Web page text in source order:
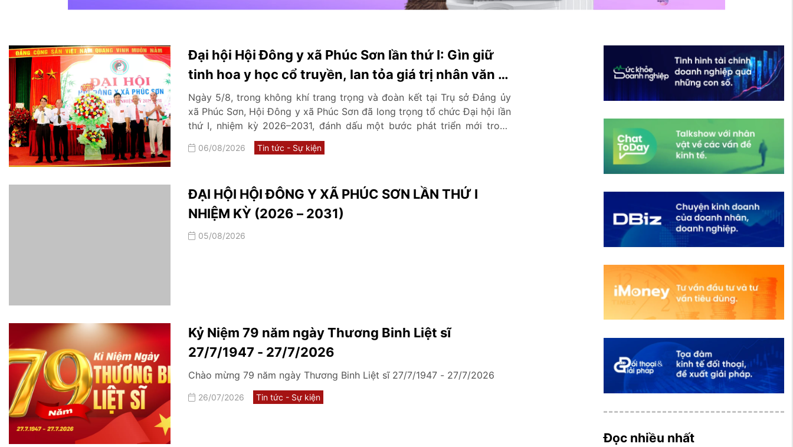
Đại hội Hội Đông y xã Phúc Sơn lần thứ I: Gìn giữ
tinh hoa y học cổ truyền, lan tỏa giá trị nhân văn vì
sức khỏe cộng đồng
Ngày 5/8, trong không khí trang trọng và đoàn kết tại Trụ sở Đảng ủy
xã Phúc Sơn, Hội Đông y xã Phúc Sơn đã long trọng tổ chức Đại hội lần
thứ I, nhiệm kỳ 2026–2031, đánh dấu một bước phát triển mới trong
công tác kế thừa, bảo tồn và phát huy những giá trị quý báu của nền y
học cổ truyền trên địa bàn
06/08/2026 Tin tức - Sự kiện
ĐẠI HỘI HỘI ĐÔNG Y XÃ PHÚC SƠN LẦN THỨ I
NHIỆM KỲ (2026 – 2031)
05/08/2026
Kỷ Niệm 79 năm ngày Thương Binh Liệt sĩ
27/7/1947 - 27/7/2026
Chào mừng 79 năm ngày Thương Binh Liệt sĩ 27/7/1947 - 27/7/2026
26/07/2026 Tin tức - Sự kiện
Đọc nhiều nhất